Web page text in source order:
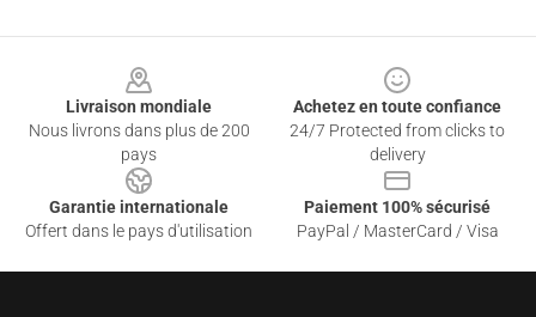
Livraison mondiale
Nous livrons dans plus de 200
pays
Achetez en toute confiance
24/7 Protected from clicks to
delivery
Garantie internationale
Offert dans le pays d'utilisation
Paiement 100% sécurisé
PayPal / MasterCard / Visa